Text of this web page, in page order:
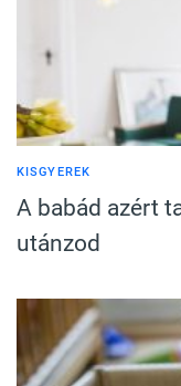
KISGYEREK
A babád azért
utánzod